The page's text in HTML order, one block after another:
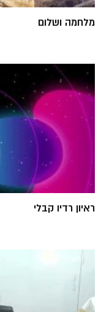
מלחמה ושלום
ראיון רדיו קבלי